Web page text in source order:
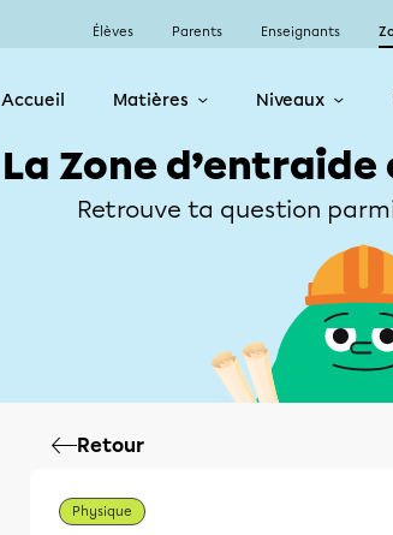
Élèves Parents Enseignants
Accueil Matières Niveaux
La Zone
Retrouve ta question
Retour
Physique